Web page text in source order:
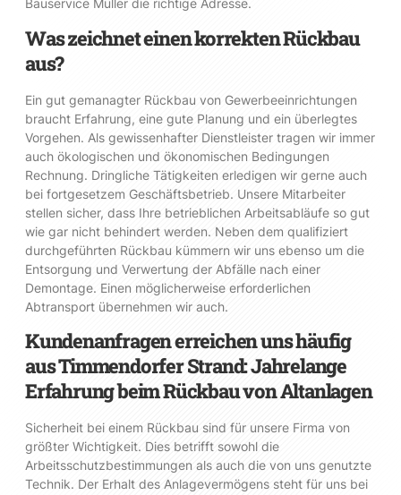
Bauservice Müller die richtige Adresse.
Was zeichnet einen korrekten Rückbau
aus?
Ein gut gemanagter Rückbau von Gewerbeeinrichtungen
braucht Erfahrung, eine gute Planung und ein überlegtes
Vorgehen. Als gewissenhafter Dienstleister tragen wir immer
auch ökologischen und ökonomischen Bedingungen
Rechnung. Dringliche Tätigkeiten erledigen wir gerne auch
bei fortgesetzem Geschäftsbetrieb. Unsere Mitarbeiter
stellen sicher, dass Ihre betrieblichen Arbeitsabläufe so gut
wie gar nicht behindert werden. Neben dem qualifiziert
durchgeführten Rückbau kümmern wir uns ebenso um die
Entsorgung und Verwertung der Abfälle nach einer
Demontage. Einen möglicherweise erforderlichen
Abtransport übernehmen wir auch.
Kundenanfragen erreichen uns häufig
aus Timmendorfer Strand: Jahrelange
Erfahrung beim Rückbau von Altanlagen
Sicherheit bei einem Rückbau sind für unsere Firma von
größter Wichtigkeit. Dies betrifft sowohl die
Arbeitsschutzbestimmungen als auch die von uns genutzte
Technik. Der Erhalt des Anlagevermögens steht für uns bei